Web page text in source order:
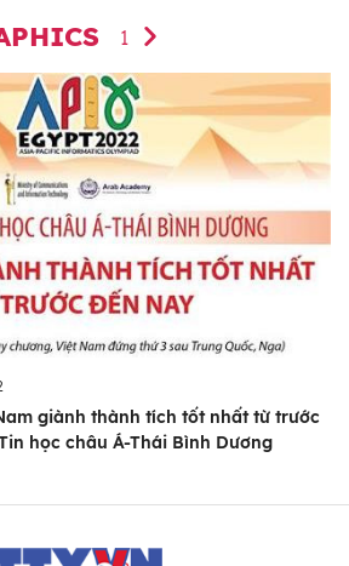
1
giành thành tích tốt nhất từ trước
học châu Á-Thái Bình Dương